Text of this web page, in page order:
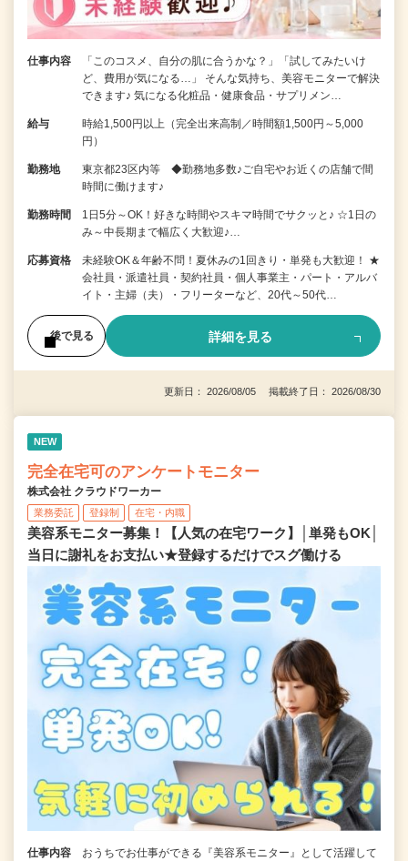
仕事内容
「このコスメ、自分の肌に合うかな？」「試してみたいけ
ど、費用が気になる…」 そんな気持ち、美容モニターで解決
できます♪ 気になる化粧品・健康食品・サプリメン…
給与
時給1,500円以上（完全出来高制／時間額1,500円～5,000
円）
勤務地
東京都23区内等 ◆勤務地多数♪ご自宅やお近くの店舗で間
時間に働けます♪
勤務時間
1日5分～OK！好きな時間やスキマ時間でサクッと♪ ☆1日の
み～中長期まで幅広く大歓迎♪…
応募資格
未経験OK＆年齢不問！夏休みの1回きり・単発も大歓迎！ ★
会社員・派遣社員・契約社員・個人事業主・パート・アルバ
イト・主婦（夫）・フリーターなど、20代～50代…
後で見る 詳細を見る
更新日： 2026/08/05 掲載終了日： 2026/08/30
NEW
完全在宅可のアンケートモニター
株式会社 クラウドワーカー
業務委託 登録制 在宅・内職
美容系モニター募集！【人気の在宅ワーク】│単発もOK│
当日に謝礼をお支払い★登録するだけでスグ働ける
仕事内容
おうちでお仕事ができる『美容系モニター』として活躍して